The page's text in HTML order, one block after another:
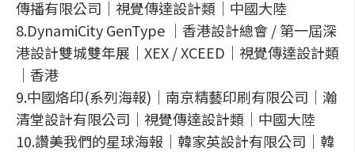
傳播有限公司｜視覺傳達設計類｜中國大陸
8.DynamiCity GenType ｜香港設計總會 / 第一屆深
港設計雙城雙年展｜XEX / XCEED｜視覺傳達設計類
｜香港
9.中國烙印(系列海報)｜南京精藝印刷有限公司｜瀚
清堂設計有限公司｜視覺傳達設計類｜中國大陸
10.讚美我們的星球海報｜韓家英設計有限公司｜韓